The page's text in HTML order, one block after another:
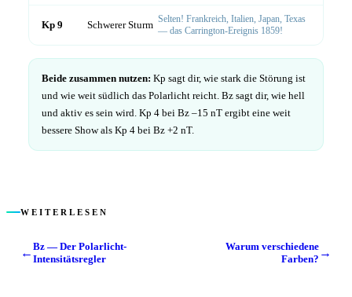
Kp 9 Schwerer Sturm Selten! Frankreich, Italien, Japan, Texas
— das Carrington-Ereignis 1859!
Beide zusammen nutzen: Kp sagt dir, wie stark die Störung ist
und wie weit südlich das Polarlicht reicht. Bz sagt dir, wie hell
und aktiv es sein wird. Kp 4 bei Bz –15 nT ergibt eine weit
bessere Show als Kp 4 bei Bz +2 nT.
WEITERLESEN
← Bz — Der Polarlicht-
Intensitätsregler
Warum verschiedene
Farben? →